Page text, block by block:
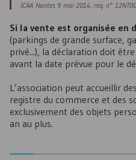
(CAA Nantes 9 mai 2014, req. n°
Si la vente est organisée en
(parkings de grande surface,
privé...), la déclaration doit
avant la date prévue pour le
L’association peut accueillir
registre du commerce et des
exclusivement des objets
an au plus.